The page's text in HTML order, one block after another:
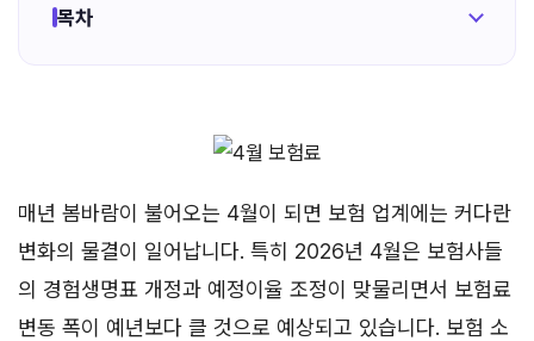
목차
매년 봄바람이 불어오는 4월이 되면 보험 업계에는 커다란
변화의 물결이 일어납니다. 특히 2026년 4월은 보험사들
의 경험생명표 개정과 예정이율 조정이 맞물리면서 보험료
변동 폭이 예년보다 클 것으로 예상되고 있습니다. 보험 소